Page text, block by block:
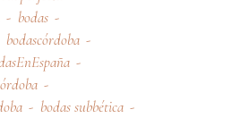
bodas
bodascórdoba
bodas subbética